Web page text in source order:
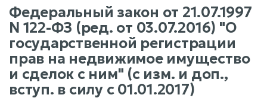
Федеральный закон от 21.07.1997
N 122-ФЗ (ред. от 03.07.2016) "О
государственной регистрации
прав на недвижимое имущество
и сделок с ним" (с изм. и доп.,
вступ. в силу с 01.01.2017)